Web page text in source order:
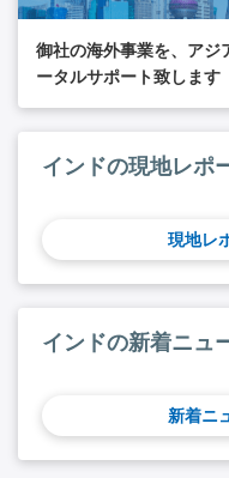
御社の海外事業を、アジ
ータルサポート致します
インドの現地レポ
現地レ
インドの新着ニュ
新着ニ